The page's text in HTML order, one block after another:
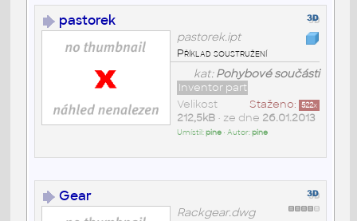
pastorek
pastorek.ipt
Příklad soustružení
kat:Pohybové součásti
Inventor part
Staženo: 522x
Velikost
212,5kB• ze dne 26.01.2013
Umístil:pine• Autor:pine
Gear
Rackgear.dwg